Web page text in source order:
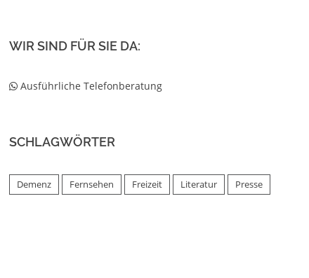
WIR SIND FÜR SIE DA:
Ausführliche Telefonberatung
SCHLAGWÖRTER
Demenz Fernsehen Freizeit Literatur Presse